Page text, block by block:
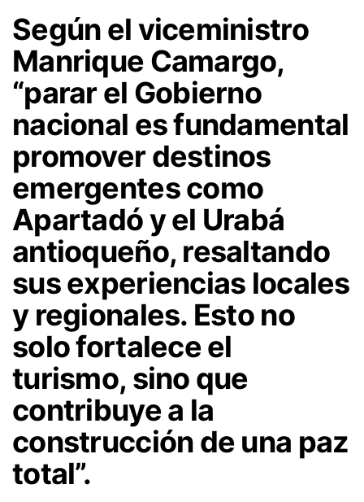
Según el viceministro
Manrique Camargo,
“parar el Gobierno
nacional es fundamental
promover destinos
emergentes como
Apartadó y el Urabá
antioqueño, resaltando
sus experiencias locales
y regionales. Esto no
solo fortalece el
turismo, sino que
contribuye a la
construcción de una paz
total”.